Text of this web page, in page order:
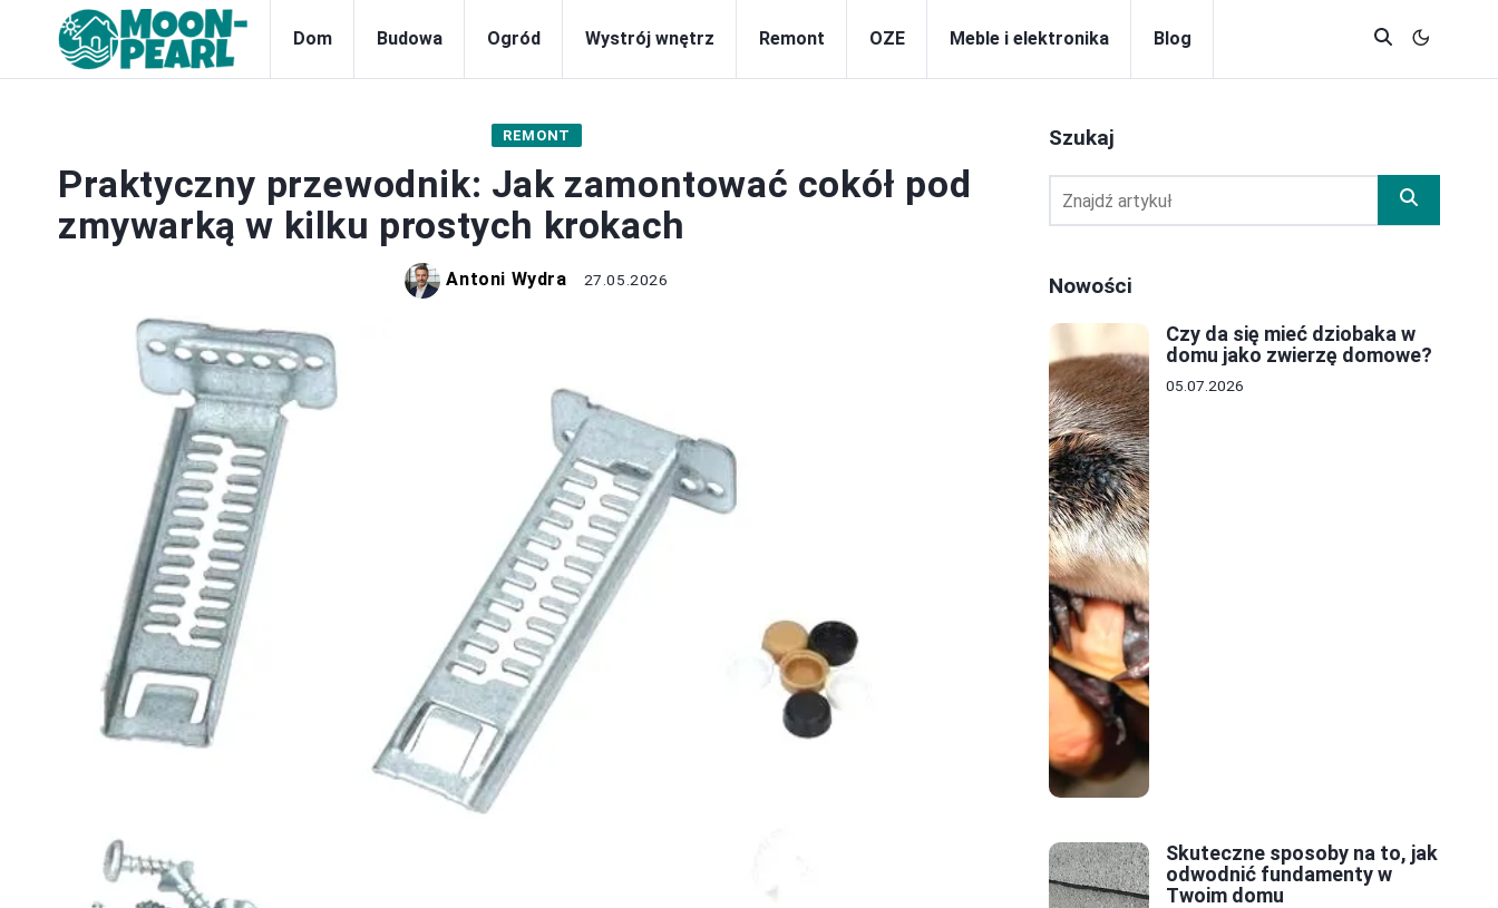
Dom Budowa Ogród Wystrój wnętrz Remont OZE Meble i elektronika Blog
REMONT
Praktyczny przewodnik: Jak zamontować cokół pod
zmywarką w kilku prostych krokach
Antoni Wydra 27.05.2026
Szukaj
Nowości
Czy da się mieć dziobaka w
domu jako zwierzę domowe?
05.07.2026
Skuteczne sposoby na to, jak
odwodnić fundamenty w
Twoim domu